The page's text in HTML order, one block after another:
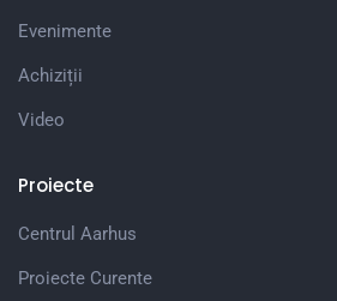
Evenimente
Achiziții
Video
Proiecte
Centrul Aarhus
Proiecte Curente